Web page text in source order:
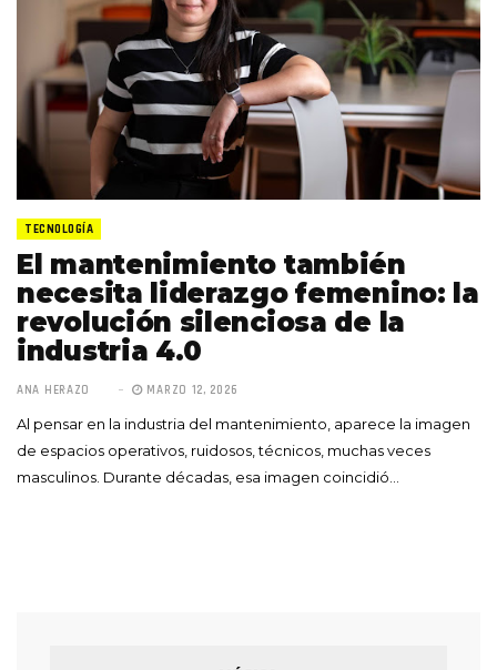
TECNOLOGÍA
El mantenimiento también
necesita liderazgo femenino: la
revolución silenciosa de la
industria 4.0
ANA HERAZO MARZO 12, 2026
Al pensar en la industria del mantenimiento, aparece la imagen
de espacios operativos, ruidosos, técnicos, muchas veces
masculinos. Durante décadas, esa imagen coincidió…